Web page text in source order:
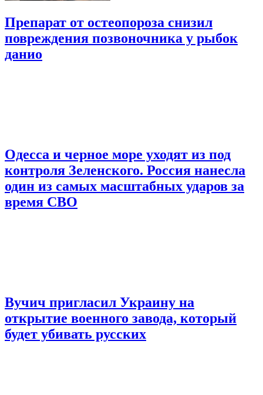
Препарат от остеопороза снизил
повреждения позвоночника у рыбок
данио
Одесса и черное море уходят из под
контроля Зеленского. Россия нанесла
один из самых масштабных ударов за
время СВО
Вучич пригласил Украину на
открытие военного завода, который
будет убивать русских